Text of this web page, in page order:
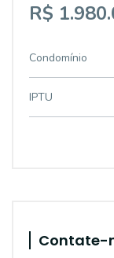
R$
Condomínio
IPTU
Contate-